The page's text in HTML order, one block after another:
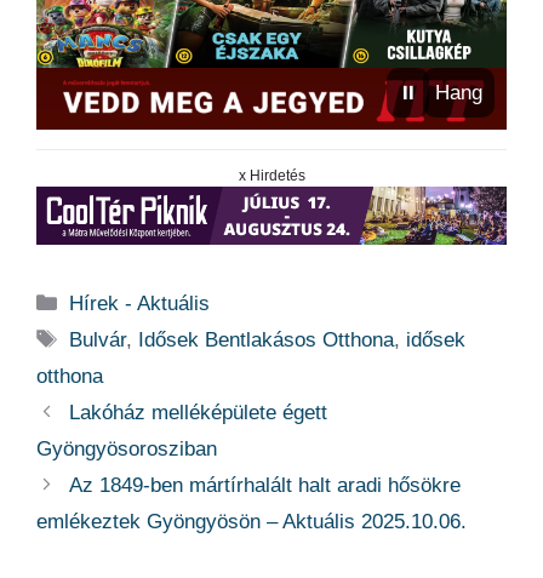
⏸ Hang
x Hirdetés
Kategória
Hírek - Aktuális
Címkék
Bulvár, Idősek Bentlakásos Otthona, idősek
otthona
Lakóház melléképülete égett
Gyöngyösorosziban
Az 1849-ben mártírhalált halt aradi hősökre
emlékeztek Gyöngyösön – Aktuális 2025.10.06.